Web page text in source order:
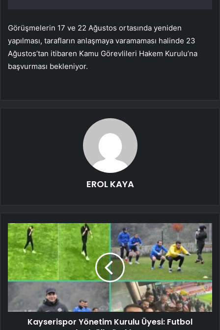
Görüşmelerin 17 ve 22 Ağustos ortasında yeniden
yapılması, tarafların anlaşmaya varamaması halinde 23
Ağustos’tan itibaren Kamu Görevlileri Hakem Kurulu’na
başvurması bekleniyor.
EROL KAYA
Kayserispor Yönetim Kurulu Üyesi: Futbol